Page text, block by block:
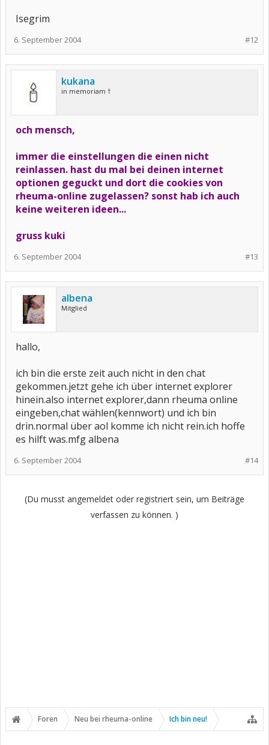
Isegrim
#12
6. September 2004
kukana
in memoriam †
och mensch,
immer die einstellungen die einen nicht
reinlassen. hast du mal bei deinen internet
optionen geguckt und dort die cookies von
rheuma-online zugelassen? sonst hab ich auch
keine weiteren ideen...
gruss kuki
#13
6. September 2004
albena
Mitglied
hallo,
ich bin die erste zeit auch nicht in den chat
gekommen.jetzt gehe ich über internet explorer
hinein.also internet explorer,dann rheuma online
eingeben,chat wählen(kennwort) und ich bin
drin.normal über aol komme ich nicht rein.ich hoffe
es hilft was.mfg albena
#14
6. September 2004
(Du musst angemeldet oder registriert sein, um Beiträge
verfassen zu können. )
Foren Neu bei rheuma-online Ich bin neu!